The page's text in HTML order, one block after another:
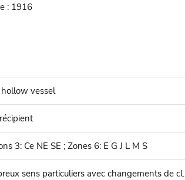
: 1916
hollow vessel
3: Ce NE SE ; Zones 6: E G J L M S
sens particuliers avec changements de cl.